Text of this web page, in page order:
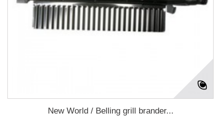
New World / Belling grill brander...